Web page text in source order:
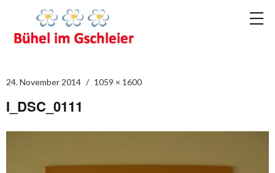
24. November 2014 1059 × 1600
I_DSC_0111